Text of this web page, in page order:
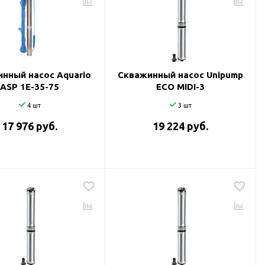
насос Aquario
ASP 1E-35-75
4 шт
17 976 руб.
Скважинный насос Unipump
ECO MIDI-3
3 шт
19 224 руб.